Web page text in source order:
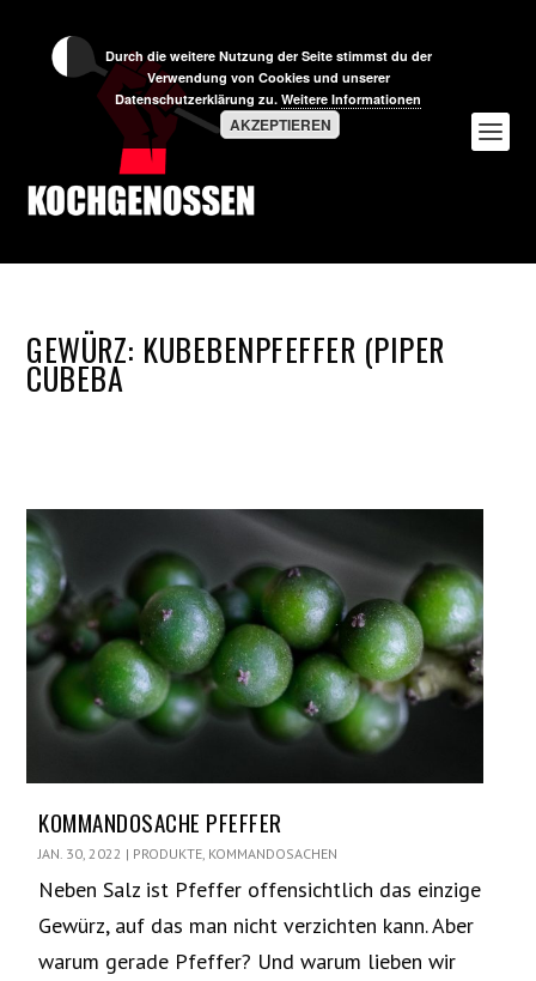
GEWÜRZ: KUBEBENPFEFFER (PIPER
CUBEBA
KOMMANDOSACHE PFEFFER
JAN. 30, 2022 | PRODUKTE KOMMANDOSACHEN
Neben Salz ist Pfeffer offensichtlich das einzige
Gewürz, auf das man nicht verzichten kann. Aber
warum gerade Pfeffer? Und warum lieben wir
Durch die weitere Nutzung der Seite stimmst du der
Verwendung von Cookies und unserer
Datenschutzerklärung zu. Weitere Informationen
AKZEPTIEREN